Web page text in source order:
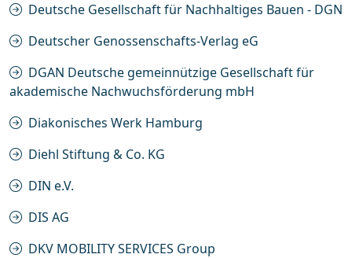
Deutsche Gesellschaft für Nachhaltiges Bauen - DGN
Deutscher Genossenschafts-Verlag eG
DGAN Deutsche gemeinnützige Gesellschaft für
akademische Nachwuchsförderung mbH
Diakonisches Werk Hamburg
Diehl Stiftung & Co. KG
DIN e.V.
DIS AG
DKV MOBILITY SERVICES Group